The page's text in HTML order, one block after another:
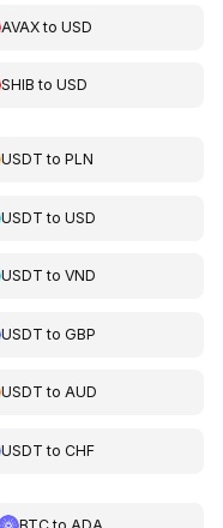
AVAXtoUSD
SHIB toUSD
USDT toPLN
USDT toUSD
USDT toVND
USDT toGBP
USDT toAUD
USDT toCHF
BTCto ADA